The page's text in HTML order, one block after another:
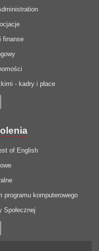
finanse
- kadry i płace
of English
programu komputerowego
Społecznej